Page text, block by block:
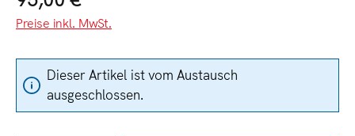
Preise inkl. MwSt.
Dieser Artikel ist vom Austausch
ausgeschlossen.